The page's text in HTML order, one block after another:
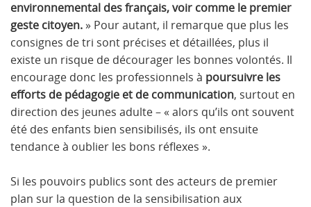
environnemental des français, voir comme le premier
geste citoyen.» Pour autant, il remarque que plus les
consignes de tri sont précises et détaillées, plus il
existe un risque de décourager les bonnes volontés. Il
encourage donc les professionnels à poursuivre les
efforts de pédagogie et de communication, surtout en
direction des jeunes adulte – « alors qu’ils ont souvent
été des enfants bien sensibilisés, ils ont ensuite
tendance à oublier les bons réflexes ».
Si les pouvoirs publics sont des acteurs de premier
plan sur la question de la sensibilisation aux